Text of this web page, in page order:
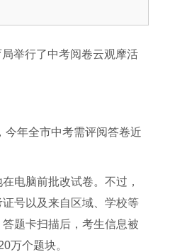
举行了中考阅卷云观摩活
年全市中考需评阅答卷近
电脑前批改试卷。不过，
号以及来自区域、学校等
题卡扫描后，考生信息被
万个题块。